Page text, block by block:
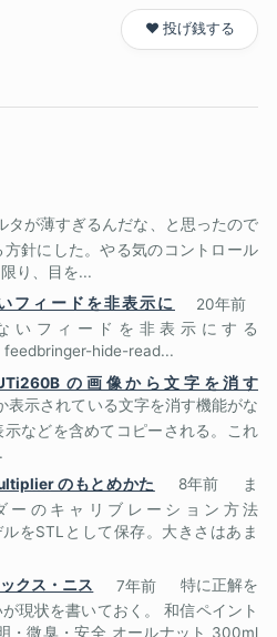
❤️ 投げ銭する
タが薄すぎるんだな、と思ったので
針にした。やる気のコントロール
り、目を...
いフィードを非表示に
20年前
ないフィードを非表示にする
feedbringer-hide-read...
の画像から文字を消す
表示されている文字を消す機能がな
などを含めてコピーされる。これ
のもとめかた
8年前
ま
ーのキャリブレーション方法
をSTLとして保存。大きさはあま
クス・ニス
7年前
特に正解を
現状を書いておく。 和信ペイント
・微臭・安全 オールナット 300ml